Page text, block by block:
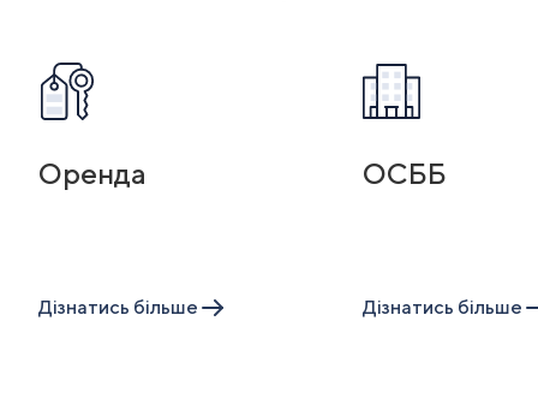
Оренда
Дiзнатись бiльше
ОСББ
Дiзнатись бiльше